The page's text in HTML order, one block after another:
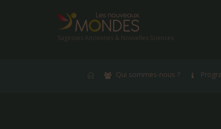
Sagesses Anciennes & Nouvelles Sciences
Qui sommes-nous ?